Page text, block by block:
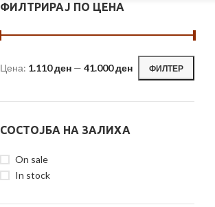
ФИЛТРИРАЈ ПО ЦЕНА
ФИЛТЕР
Цена: 1.110 ден — 41.000 ден
СОСТОЈБА НА ЗАЛИХА
On sale
In stock